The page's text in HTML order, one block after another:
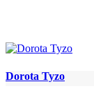
Dorota Tyzo